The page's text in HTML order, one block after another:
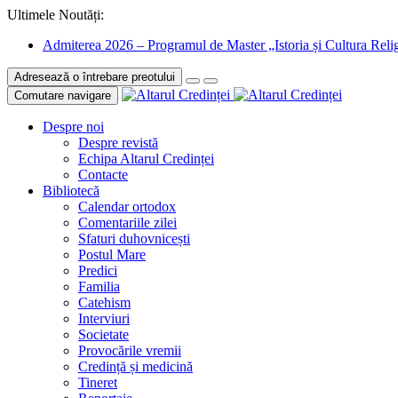
Ultimele Noutăți:
Admiterea 2026 – Programul de Master „Istoria și Cultura
Adresează o întrebare preotului
Comutare navigare
Despre noi
Despre revistă
Echipa Altarul Credinței
Contacte
Bibliotecă
Calendar ortodox
Comentariile zilei
Sfaturi duhovnicești
Postul Mare
Predici
Familia
Catehism
Interviuri
Societate
Provocările vremii
Credință și medicină
Tineret